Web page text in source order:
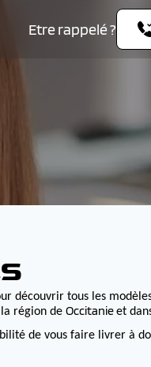
Etre rappelé ?
découvrir tous les
région de Occitanieet
de vous faire livrer à